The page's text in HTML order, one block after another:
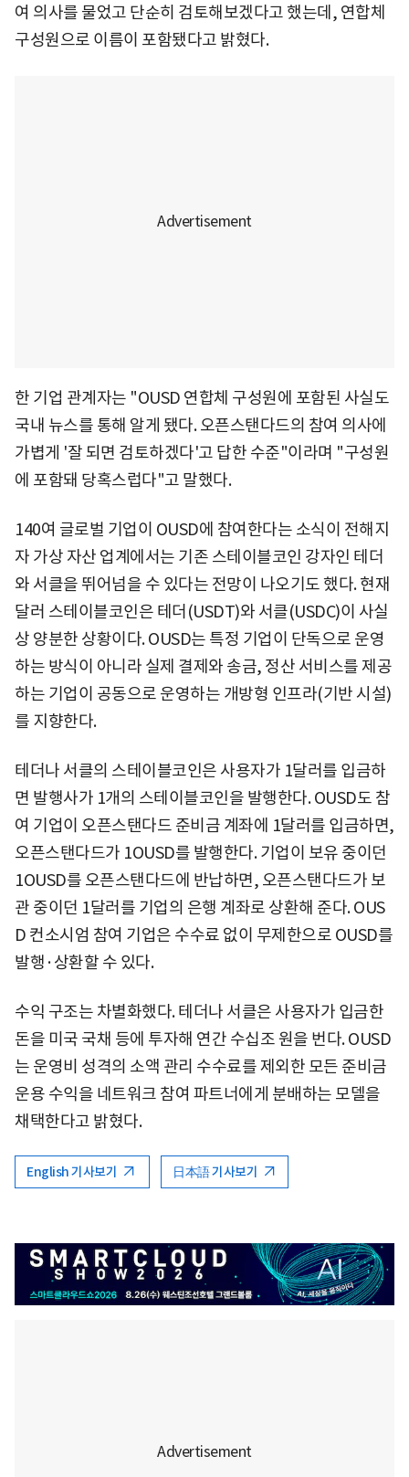
여 의사를 물었고 단순히 검토해보겠다고 했는데, 연합체
구성원으로 이름이 포함됐다고 밝혔다.
한 기업 관계자는 "OUSD 연합체 구성원에 포함된 사실도
국내 뉴스를 통해 알게 됐다. 오픈스탠다드의 참여 의사에
가볍게 '잘 되면 검토하겠다'고 답한 수준"이라며 "구성원
에 포함돼 당혹스럽다"고 말했다.
140여 글로벌 기업이 OUSD에 참여한다는 소식이 전해지
자 가상 자산 업계에서는 기존 스테이블코인 강자인 테더
와 서클을 뛰어넘을 수 있다는 전망이 나오기도 했다. 현재
달러 스테이블코인은 테더(USDT)와 서클(USDC)이 사실
상 양분한 상황이다. OUSD는 특정 기업이 단독으로 운영
하는 방식이 아니라 실제 결제와 송금, 정산 서비스를 제공
하는 기업이 공동으로 운영하는 개방형 인프라(기반 시설)
를 지향한다.
테더나 서클의 스테이블코인은 사용자가 1달러를 입금하
면 발행사가 1개의 스테이블코인을 발행한다. OUSD도 참
여 기업이 오픈스탠다드 준비금 계좌에 1달러를 입금하면,
오픈스탠다드가 1OUSD를 발행한다. 기업이 보유 중이던
1OUSD를 오픈스탠다드에 반납하면, 오픈스탠다드가 보
관 중이던 1달러를 기업의 은행 계좌로 상환해 준다. OUS
D 컨소시엄 참여 기업은 수수료 없이 무제한으로 OUSD를
발행·상환할 수 있다.
수익 구조는 차별화했다. 테더나 서클은 사용자가 입금한
돈을 미국 국채 등에 투자해 연간 수십조 원을 번다. OUSD
는 운영비 성격의 소액 관리 수수료를 제외한 모든 준비금
운용 수익을 네트워크 참여 파트너에게 분배하는 모델을
채택한다고 밝혔다.
English 기사보기 日本語 기사보기